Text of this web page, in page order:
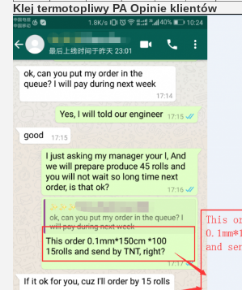
Klej termotopliwy PA Opinie klientów